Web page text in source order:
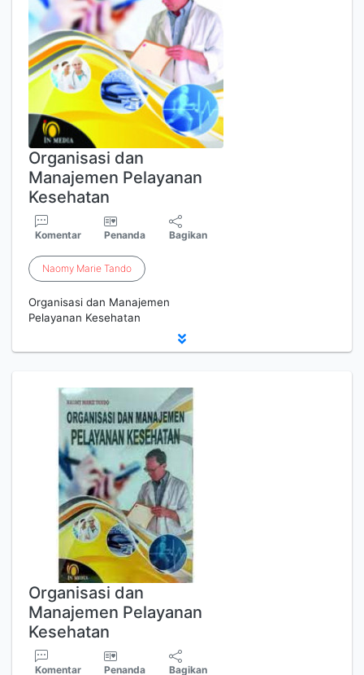
Organisasi dan
Manajemen Pelayanan
Kesehatan
Komentar Penanda Bagikan
Naomy Marie Tando
Organisasi dan Manajemen
Pelayanan Kesehatan
Organisasi dan
Manajemen Pelayanan
Kesehatan
Komentar Penanda Bagikan